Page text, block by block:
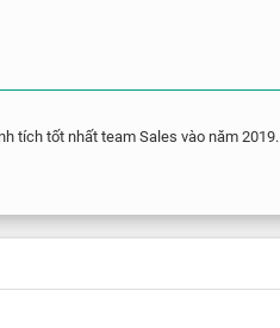
tích tốt nhất team Sales vào năm 2019.